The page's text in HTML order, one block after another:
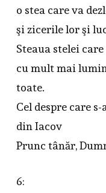
o stea care va
şi zicerile lor şi
Steaua stelei
cu mult mai
toate.
Cel despre care
din Iacov
Prunc tânăr,
6: